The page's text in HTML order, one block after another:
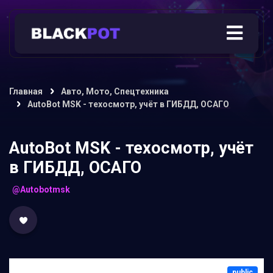
Главная
Авто, Мото, Спецтехника
AutoBot MSK - техосмотр, учёт в ГИБДД, ОСАГО
AutoBot MSK - техосмотр, учёт
в ГИБДД, ОСАГО
@Autobotmsk